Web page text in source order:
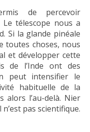
de percevoir
Le télescope nous a
Si la glande pinéale
toutes choses, nous
et développer cette
de l’Inde ont des
peut intensifier le
habituelle de la
alors l’au-delà. Nier
pas scientifique.